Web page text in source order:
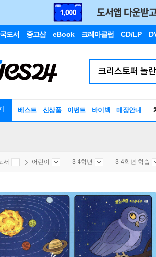
도서 중고샵 eBook 크레마클럽 CD/LP
베스트 신상품 이벤트 바이백 매장안내
서 어린이 3-4학년 3-4학년 학습